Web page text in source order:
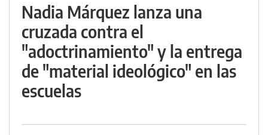
Nadia Márquez lanza una
cruzada contra el
"adoctrinamiento" y la entrega
de "material ideológico" en las
escuelas